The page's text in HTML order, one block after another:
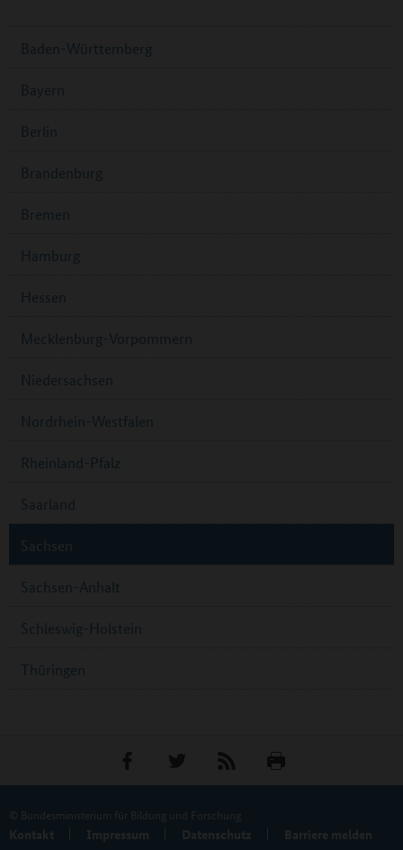
Baden-Württemberg
Bayern
Berlin
Brandenburg
Bremen
Hamburg
Hessen
Mecklenburg-Vorpommern
Niedersachsen
Nordrhein-Westfalen
Rheinland-Pfalz
Saarland
Sachsen
Sachsen-Anhalt
Schleswig-Holstein
Thüringen
© Bundesministerium für Bildung und Forschung
Kontakt Impressum Datenschutz Barriere melden